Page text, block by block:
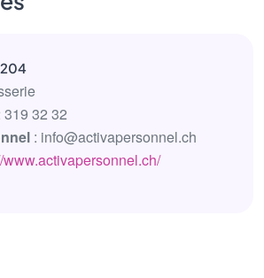
319 32 32
: info@activapersonnel.ch
www.activapersonnel.ch/